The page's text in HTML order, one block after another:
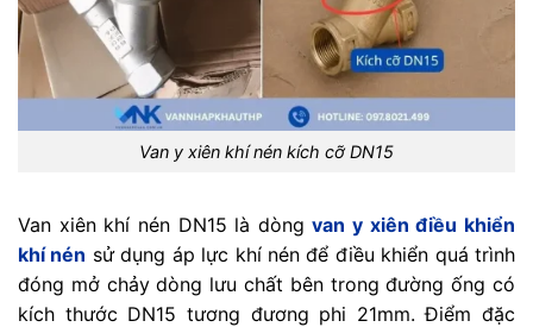
Van y xiên khí nén kích cỡ DN15
Van xiên khí nén DN15 là dòngvan y xiên điều khiển
khí nén sử dụng áp lực khí nén để điều khiển quá trình
đóng mở chảy dòng lưu chất bên trong đường ống có
kích thước DN15 tương đương phi 21mm. Điểm đặc